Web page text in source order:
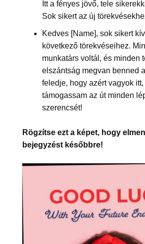
Itt a fényes jövő, tele
Sok sikert az új
Kedves [Name], sok sikert
következő törekvéseihez.
munkatárs voltál, és minden
elszántság megvan benned
feledje, hogy azért vagyok
támogassam az út minden
szerencsét!
Rögzítse ezt a képet, hogy
bejegyzést későbbre!